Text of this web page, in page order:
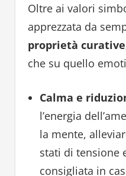
Oltre ai valori
apprezzata da
proprietà curative
che su quello
Calma e
l’energia
la mente,
stati di tensione
consigliata in